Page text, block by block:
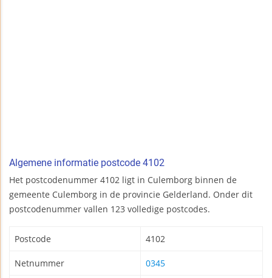
Algemene informatie postcode 4102
Het postcodenummer 4102 ligt in Culemborg binnen de
gemeente Culemborg in de provincie Gelderland. Onder dit
postcodenummer vallen 123 volledige postcodes.
Postcode 4102
Netnummer 0345